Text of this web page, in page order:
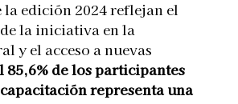
la edición 2024 reflejan el
la iniciativa en la
y el acceso a nuevas
85,6% de los participantes
representa una